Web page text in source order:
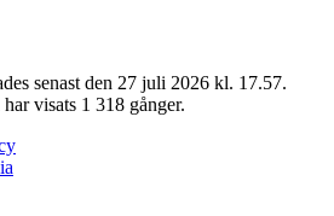
senast den 27 juli 2026 kl. 17.57.
visats 1 318 gånger.